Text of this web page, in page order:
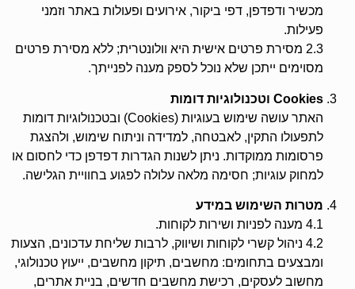
מכשיר ודפדפן, דפי ביקור, אירועים ופעולות באתר וזמני
פעילות.
2.3 מסירת פרטים אישית היא וולונטרית; ללא מסירת פרטים
מסוימים ייתכן שלא נוכל לספק מענה לפנייתך.
Cookies וטכנולוגיות דומות
האתר עושה שימוש בעוגיות (Cookies) ובטכנולוגיות דומות
לתפעולו התקין, לאבטחה, למדידה וניתוח שימוש, ולהצגת
פרסומות ממוקדות. ניתן לשנות הגדרות דפדפן כדי לחסום או
למחוק עוגיות; חסימה מלאה עלולה לפגוע בחוויית הגלישה.
מטרות השימוש במידע
4.1 מענה לפניות ושירות לקוחות.
4.2 ניהול קשרי לקוחות ושיווק, לרבות שליחת עדכונים, הצעות
ומבצעים בתחומים: מחשבים, תיקון מחשבים, ייעוץ טכנולוגי,
מחשוב לעסקים, רכישת מחשבים חדשים, בניית אתרים,